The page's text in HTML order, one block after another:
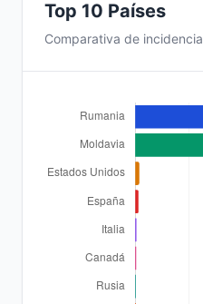
Top 10 Países
Comparativa de incidencia